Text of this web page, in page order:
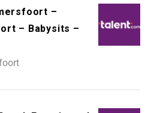
–
– Babysits –